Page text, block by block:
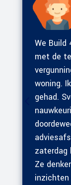
We Build
met de
woning.
gehad.
zaterdag
Ze